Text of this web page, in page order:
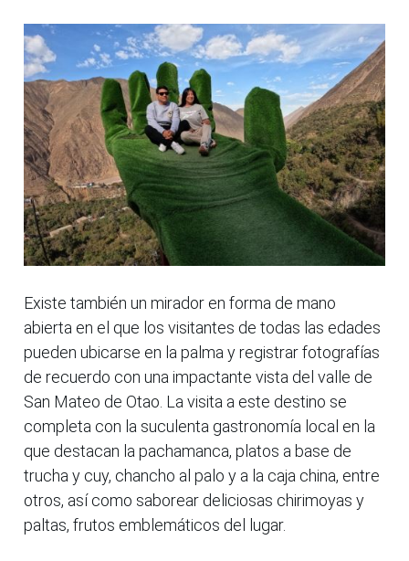
Existe también un mirador en forma de mano
abierta en el que los visitantes de todas las edades
pueden ubicarse en la palma y registrar fotografías
de recuerdo con una impactante vista del valle de
San Mateo de Otao. La visita a este destino se
completa con la suculenta gastronomía local en la
que destacan la pachamanca, platos a base de
trucha y cuy, chancho al palo y a la caja china, entre
otros, así como saborear deliciosas chirimoyas y
paltas, frutos emblemáticos del lugar.